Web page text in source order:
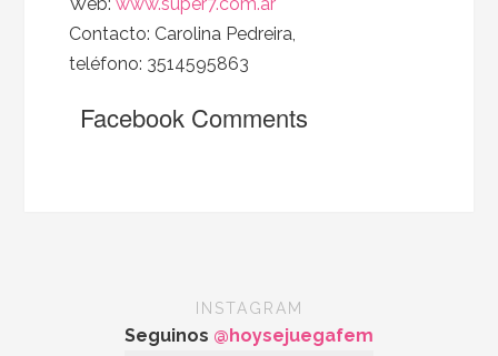
Contacto: Carolina Pedreira,
teléfono: 3514595863
Facebook Comments
INSTAGRAM
Seguinos @hoysejuegafem